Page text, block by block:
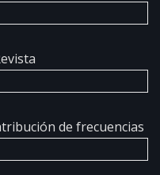
de frecuencias